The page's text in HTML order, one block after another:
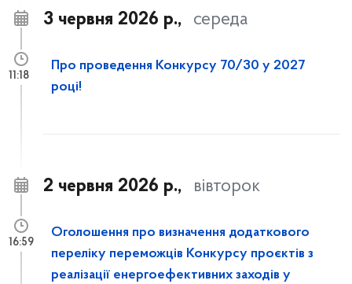
3 червня 2026 р., середа
Про проведення Конкурсу 70/30 у 2027
році!
11:18
2 червня 2026 р., вівторок
Оголошення про визначення додаткового
переліку переможців Конкурсу проєктів з
реалізації енергоефективних заходів у
16:59